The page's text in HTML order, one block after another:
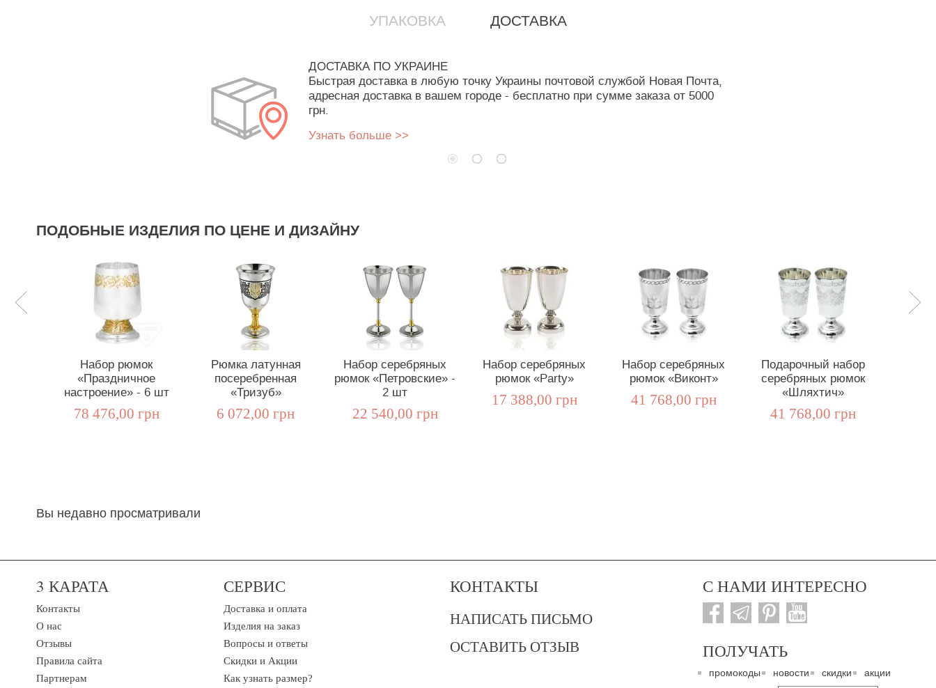
УПАКОВКА ДОСТАВКА
ДОСТАВКА ПО УКРАИНЕ
Быстрая доставка в любую точку Украины почтовой службой Новая Почта,
адресная доставка в вашем городе - бесплатно при сумме заказа от 5000
грн.
Узнать больше >>
ПОДОБНЫЕ ИЗДЕЛИЯ ПО ЦЕНЕ И ДИЗАЙНУ
Набор рюмок
«Праздничное
настроение» - 6 шт
78 476,00 грн
Рюмка латунная
посеребренная
«Тризуб»
6 072,00 грн
Набор серебряных
рюмок «Петровские» -
2 шт
22 540,00 грн
Набор серебряных
рюмок «Party»
17 388,00 грн
Набор серебряных
рюмок «Виконт»
41 768,00 грн
Подарочный набор
серебряных рюмок
«Шляхтич»
41 768,00 грн
Вы недавно просматривали
3 КАРАТА
Контакты
О нас
Отзывы
Правила сайта
Партнерам
СЕРВИС
Доставка и оплата
Изделия на заказ
Вопросы и ответы
Скидки и Акции
Как узнать размер?
КОНТАКТЫ
НАПИСАТЬ ПИСЬМО
ОСТАВИТЬ ОТЗЫВ
С НАМИ ИНТЕРЕСНО
ПОЛУЧАТЬ
промокоды новости скидки акции